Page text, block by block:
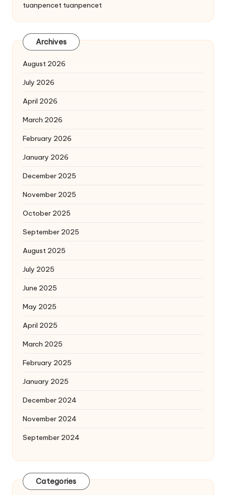
tuanpencet tuanpencet
Archives
August 2026
July 2026
April 2026
March 2026
February 2026
January 2026
December 2025
November 2025
October 2025
September 2025
August 2025
July 2025
June 2025
May 2025
April 2025
March 2025
February 2025
January 2025
December 2024
November 2024
September 2024
Categories